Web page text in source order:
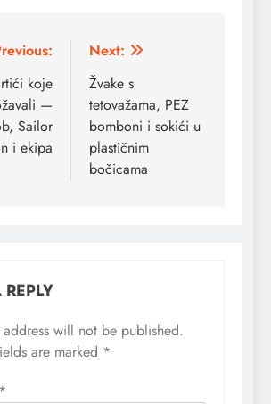
koje
—
Sailor
i ekipa
Next:
Žvake s
tetovažama, PEZ
bomboni i sokići u
plastičnim
bočicama
address will not be published.
are marked *
*